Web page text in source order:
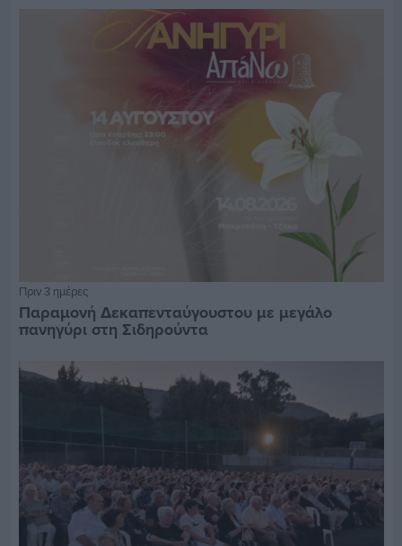
Πριν 3 ημέρες
Παραμονή Δεκαπενταύγουστου με μεγάλο
πανηγύρι στη Σιδηρούντα